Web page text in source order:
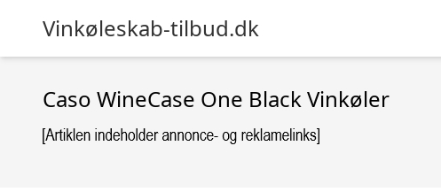
Vinkøleskab-tilbud.dk
Caso WineCase One Black Vinkøler